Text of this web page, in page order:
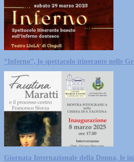
“Inferno”, lo spettacolo itinerante nelle
Giornata Internazionale della Donna, le